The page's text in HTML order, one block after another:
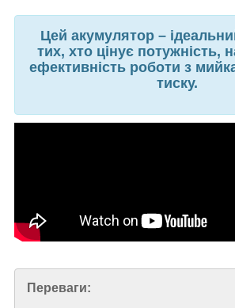
Цей акумулятор –
тих, хто цінує потужність,
ефективність роботи з
тиску.
Переваги: